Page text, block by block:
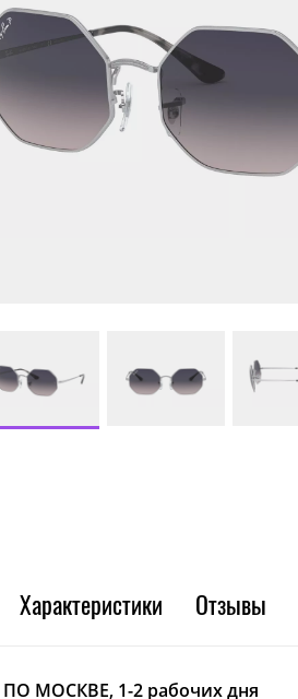
Характеристики Отзывы
МОСКВЕ, 1-2 рабочих дня